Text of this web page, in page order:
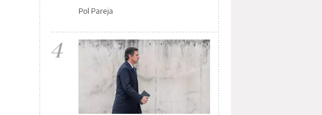
Pol Pareja
4